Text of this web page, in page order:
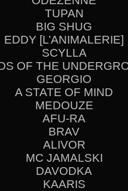
TUPAN
BIG SHUG
EDDY [L’ANIMALERIE]
SCYLLA
OF THE
GEORGIO
A STATE OF MIND
MEDOUZE
AFU-RA
BRAV
ALIVOR
MC JAMALSKI
DAVODKA
KAARIS